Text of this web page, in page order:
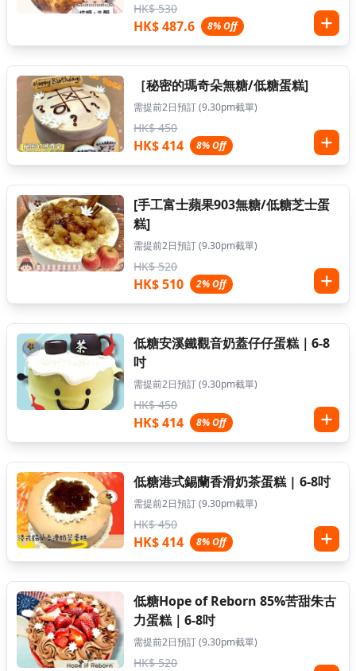
HK$ 530
HK$ 487.6 8% Off
［秘密的瑪奇朵無糖/低糖蛋糕]
需提前2日預訂 (9.30pm截單)
HK$ 450
HK$ 414 8% Off
[手工富士蘋果903無糖/低糖芝士蛋
糕]
需提前2日預訂 (9.30pm截單)
HK$ 520
HK$ 510 2% Off
低糖安溪鐵觀音奶蓋仔仔蛋糕｜6-8
吋
需提前2日預訂 (9.30pm截單)
HK$ 450
HK$ 414 8% Off
低糖港式錫蘭香滑奶茶蛋糕 | 6-8吋
需提前2日預訂 (9.30pm截單)
HK$ 450
HK$ 414 8% Off
低糖Hope of Reborn 85%苦甜朱古
力蛋糕｜6-8吋
需提前2日預訂 (9.30pm截單)
HK$ 520